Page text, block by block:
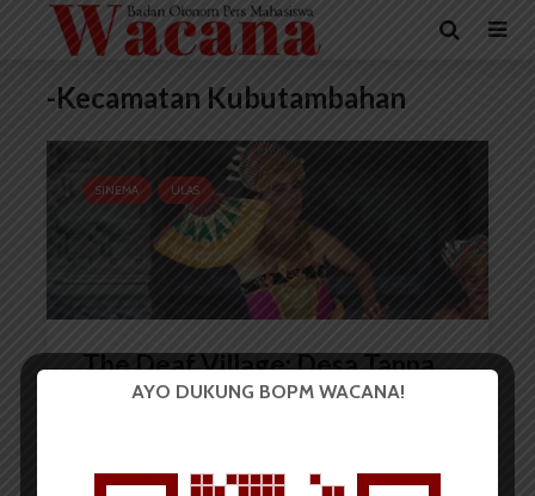
-Kecamatan Kubutambahan
SINEMA ULAS
The Deaf Village: Desa Tanpa
Diskriminasi
AYO DUKUNG BOPM WACANA!